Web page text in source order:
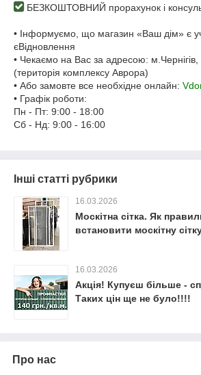
БЕЗКОШТОВНИЙ прорахунок і
• Інформуємо, що магазин «Ваш дім» є
єВідновлення
• Чекаємо на Вас за адресою:
(територія комплексу Аврора)
• Або замовте все необхідне онлайн:
• Графік роботи:
Пн - Пт: 9:00 - 18:00
Сб - Нд: 9:00 - 16:00
Інші статті рубрики
16.03.2026
Москітна сітка. Як
встановити москітну
16.03.2026
Акція! Купуєш більше -
Таких цін ще не було!!!!
Про нас